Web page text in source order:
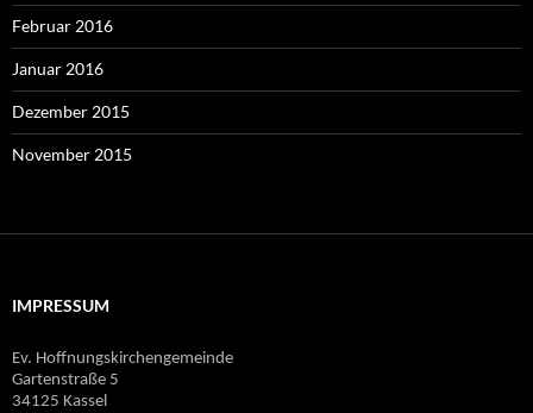
Februar 2016
Januar 2016
Dezember 2015
November 2015
IMPRESSUM
Ev. Hoffnungskirchengemeinde
Gartenstraße 5
34125 Kassel